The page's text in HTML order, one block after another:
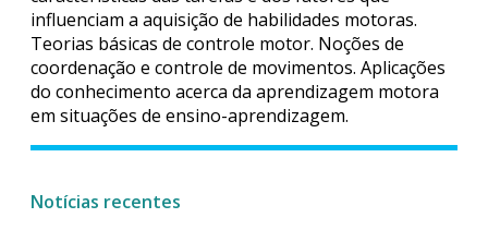
influenciam a aquisição de habilidades motoras.
Teorias básicas de controle motor. Noções de
coordenação e controle de movimentos. Aplicações
do conhecimento acerca da aprendizagem motora
em situações de ensino-aprendizagem.
Notícias recentes